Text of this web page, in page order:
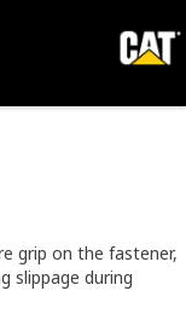
grip on the fastener,
slippage during